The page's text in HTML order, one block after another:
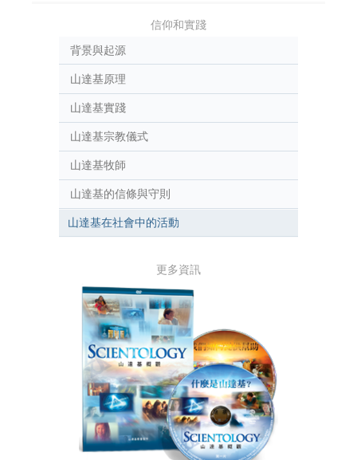
信仰和實踐
背景與起源
山達基原理
山達基實踐
山達基宗教儀式
山達基牧師
山達基的信條與守則
山達基在社會中的活動
更多資訊